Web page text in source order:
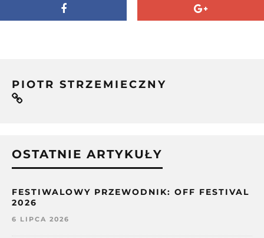
PIOTR STRZEMIECZNY
OSTATNIE ARTYKUŁY
FESTIWALOWY PRZEWODNIK: OFF FESTIVAL
2026
6 LIPCA 2026